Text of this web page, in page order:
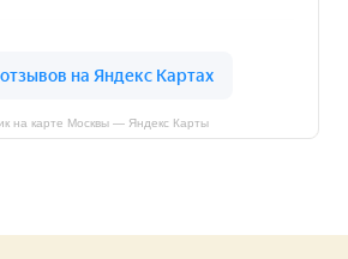
на карте Москвы — Яндекс Карты